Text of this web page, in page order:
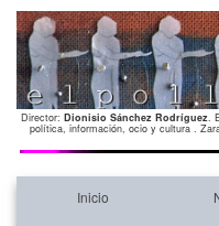
Director: Dionisio Sánchez Rodríguez.
política, información, ocio y cultura .
Inicio